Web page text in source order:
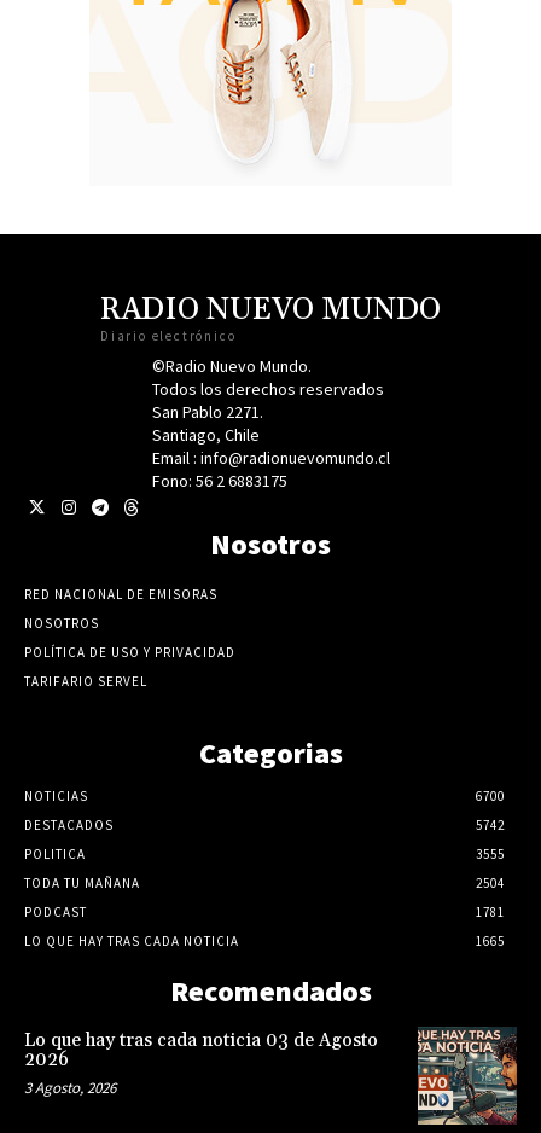
RADIO NUEVO MUNDO
Diario electrónico
©Radio Nuevo Mundo.
Todos los derechos reservados
San Pablo 2271.
Santiago, Chile
Email : info@radionuevomundo.cl
Fono: 56 2 6883175
Nosotros
RED NACIONAL DE EMISORAS
NOSOTROS
POLÍTICA DE USO Y PRIVACIDAD
TARIFARIO SERVEL
Categorias
NOTICIAS
6700
DESTACADOS
5742
POLITICA
3555
TODA TU MAÑANA
2504
PODCAST
1781
LO QUE HAY TRAS CADA NOTICIA
1665
Recomendados
Lo que hay tras cada noticia 03 de Agosto
2026
3 Agosto, 2026